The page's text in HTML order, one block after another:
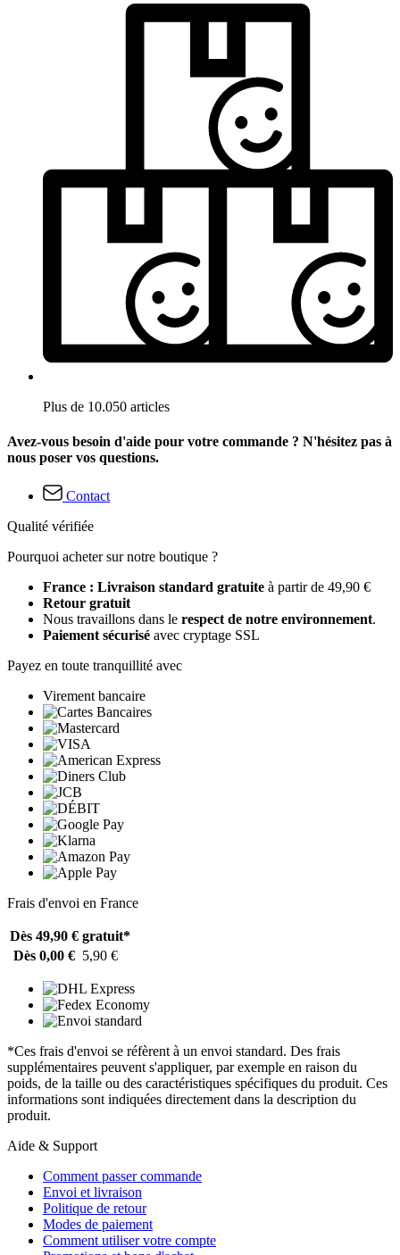
Plus de 10.050 articles
Avez-vous besoin d'aide pour votre commande ? N'hésitez pas à
nous poser vos questions.
Contact
Qualité vérifiée
Pourquoi acheter sur notre boutique ?
France : Livraison standard gratuite à partir de 49,90 €
Retour gratuit
Nous travaillons dans le respect de notre environnement.
Paiement sécurisé avec cryptage SSL
Payez en toute tranquillité avec
Virement bancaire
Frais d'envoi en France
Dès 49,90 € gratuit*
Dès 0,00 € 5,90 €
*Ces frais d'envoi se réfèrent à un envoi standard. Des frais
supplémentaires peuvent s'appliquer, par exemple en raison du
poids, de la taille ou des caractéristiques spécifiques du produit. Ces
informations sont indiquées directement dans la description du
produit.
Aide & Support
Comment passer commande
Envoi et livraison
Politique de retour
Modes de paiement
Comment utiliser votre compte